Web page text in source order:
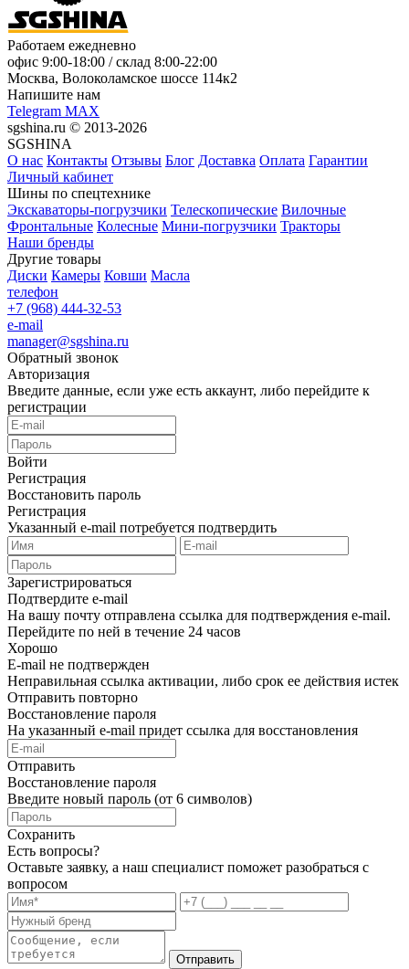
Работаем ежедневно
офис 9:00-18:00 / склад 8:00-22:00
Москва, Волоколамское шоссе 114к2
Напишите нам
Telegram MAX
sgshina.ru © 2013-2026
SGSHINA
О нас Контакты Отзывы Блог Доставка Оплата Гарантии
Личный кабинет
Шины по спецтехнике
Экскаваторы-погрузчики Телескопические Вилочные
Фронтальные Колесные Мини-погрузчики Тракторы
Наши бренды
Другие товары
Диски Камеры Ковши Масла
телефон
+7 (968) 444-32-53
e-mail
manager@sgshina.ru
Обратный звонок
Авторизация
Введите данные, если уже есть аккаунт, либо перейдите к
регистрации
Войти
Регистрация
Восстановить пароль
Регистрация
Указанный e-mail потребуется подтвердить
Зарегистрироваться
Подтвердите e-mail
На вашу почту отправлена ссылка для подтверждения e-mail.
Перейдите по ней в течение 24 часов
Хорошо
E-mail не подтвержден
Неправильная ссылка активации, либо срок ее действия истек
Отправить повторно
Восстановление пароля
На указанный e-mail придет ссылка для восстановления
Отправить
Восстановление пароля
Введите новый пароль (от 6 символов)
Сохранить
Есть вопросы?
Оставьте заявку, а наш специалист поможет разобраться с
вопросом
Отправить